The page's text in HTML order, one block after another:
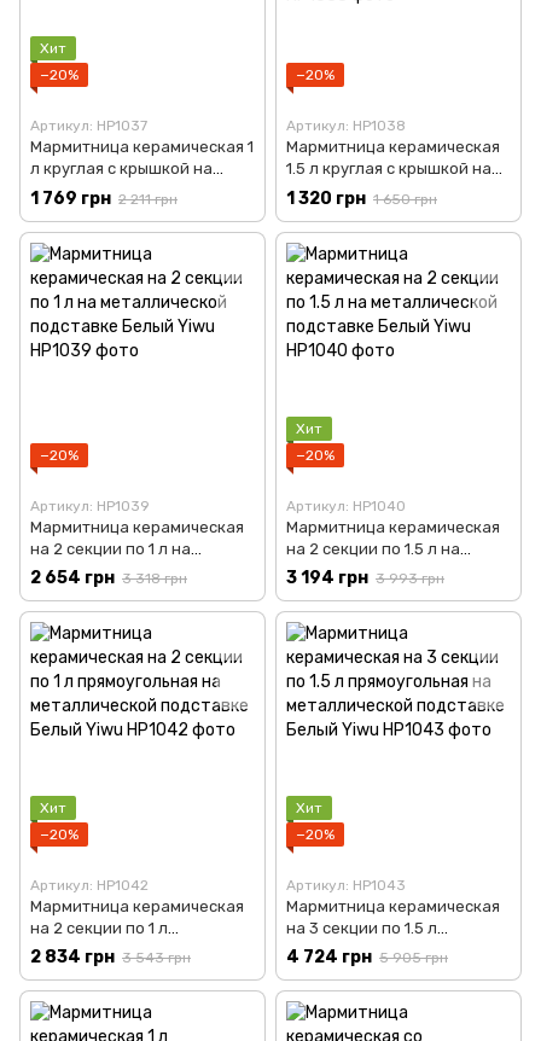
Хит
−20%
Артикул: HP1037
Мармитница керамическая 1
л круглая с крышкой на
металлической подставке
Белый с золотом Yiwu
HP1037
1 769 грн 2 211 грн
−20%
Артикул: HP1038
Мармитница керамическая
1.5 л круглая с крышкой на
металлической подставке
Белый с золотом Yiwu
HP1038
1 320 грн 1 650 грн
−20%
Артикул: HP1039
Мармитница керамическая
на 2 секции по 1 л на
металлической подставке
Белый Yiwu HP1039
2 654 грн 3 318 грн
Хит
−20%
Артикул: HP1040
Мармитница керамическая
на 2 секции по 1.5 л на
металлической подставке
Белый Yiwu HP1040
3 194 грн 3 993 грн
Хит
−20%
Артикул: HP1042
Мармитница керамическая
на 2 секции по 1 л
прямоугольная на
металлической подставке
Белый Yiwu HP1042
2 834 грн 3 543 грн
Хит
−20%
Артикул: HP1043
Мармитница керамическая
на 3 секции по 1.5 л
прямоугольная на
металлической подставке
Белый Yiwu HP1043
4 724 грн 5 905 грн